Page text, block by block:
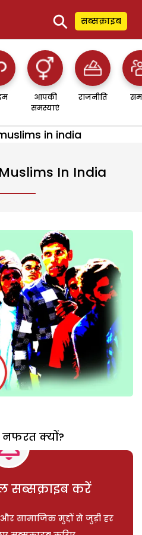
⚲ सब्सक्राइब
आपकी
समस्याएं
राजनीति
in india
In India
क्यों?
सब्सक्राइब करें
सामाजिक मुद्दों से जुड़ी हर